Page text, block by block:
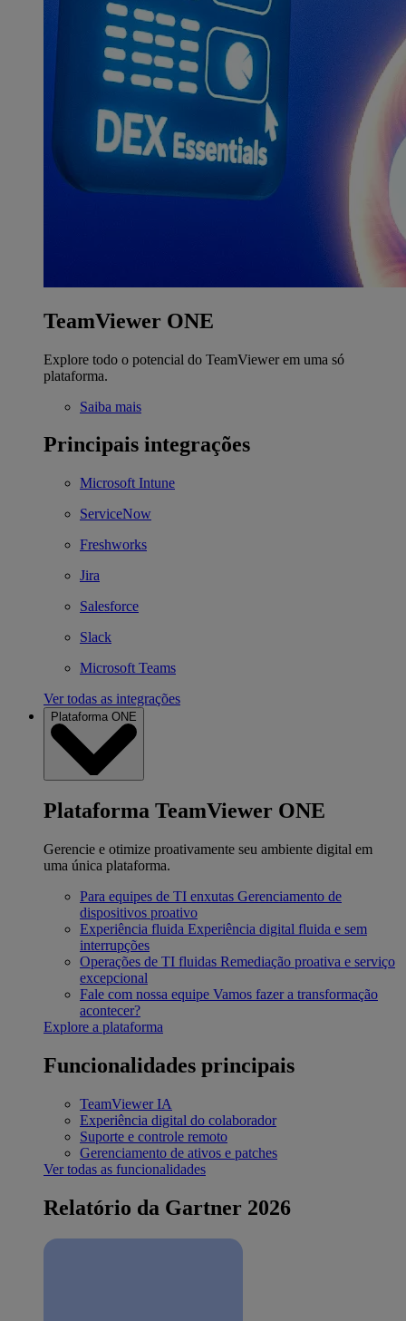
TeamViewer ONE
Explore todo o potencial do TeamViewer em uma só
plataforma.
Saiba mais
Principais integrações
Microsoft Intune
ServiceNow
Freshworks
Jira
Salesforce
Slack
Microsoft Teams
Ver todas as integrações
Plataforma ONE
Plataforma TeamViewer ONE
Gerencie e otimize proativamente seu ambiente digital em
uma única plataforma.
Para equipes de TI enxutas Gerenciamento de
dispositivos proativo
Experiência fluida Experiência digital fluida e sem
interrupções
Operações de TI fluidas Remediação proativa e serviço
excepcional
Fale com nossa equipe Vamos fazer a transformação
acontecer?
Explore a plataforma
Funcionalidades principais
TeamViewer IA
Experiência digital do colaborador
Suporte e controle remoto
Gerenciamento de ativos e patches
Ver todas as funcionalidades
Relatório da Gartner 2026